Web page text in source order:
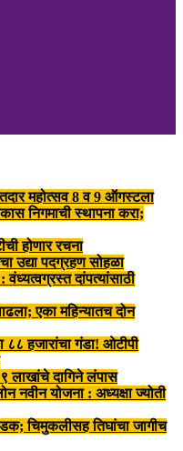
महोत्सव 8 व 9 ऑगस्टला
निगमाची स्थापना करा;
होणार रचना
उद्या पदग्रहण सोहळा
दांपत्यांसाठी
एका महिन्यातच दोन
८८ हजारांचा गंडा! ओटीपी
लाखांचे दागिने लंपास
नवीन योजना : अध्यक्षा ज्योती
चिमुकलीसह तिघांचा जागीच